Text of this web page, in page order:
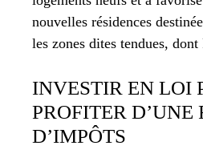
nouvelles résidences
les zones dites tendues,
INVESTIR EN LOI
PROFITER D’UNE
D’IMPÔTS